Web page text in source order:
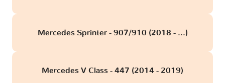
Mercedes Sprinter - 907/910 (2018 - ...)
Mercedes V Class - 447 (2014 - 2019)